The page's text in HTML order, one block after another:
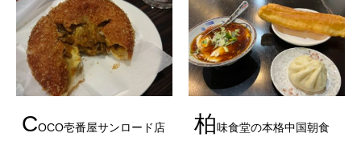
COCO壱番屋サンロード店
柏味食堂の本格中国朝食